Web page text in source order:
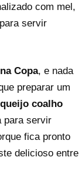
com mel,
servir
Copa, e nada
preparar um
queijo coalho
para servir
fica pronto
delicioso entre